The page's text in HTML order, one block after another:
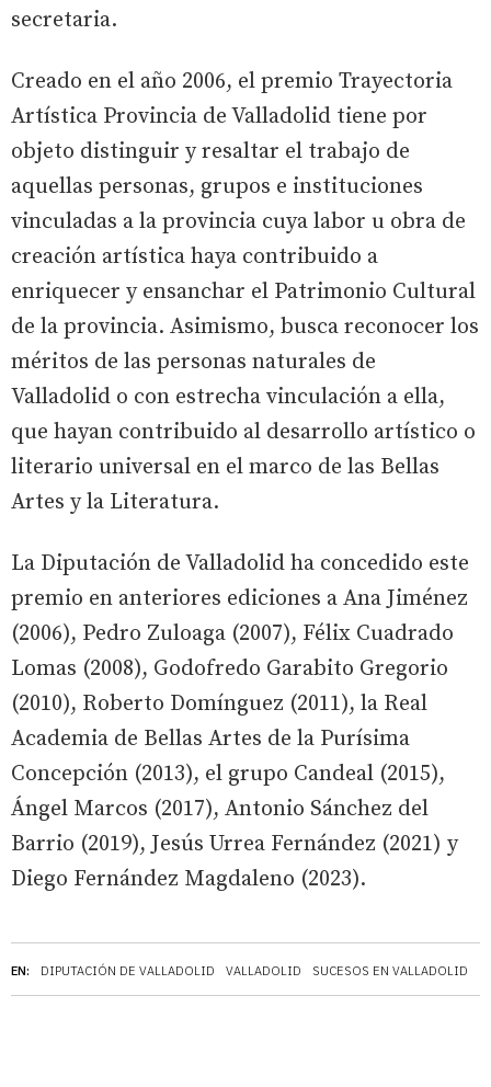
EN: DIPUTACIÓN DE VALLADOLID VALLADOLID SUCESOS EN VALLADOLID
secretaria.
Creado en el año 2006, el premio Trayectoria
Artística Provincia de Valladolid tiene por
objeto distinguir y resaltar el trabajo de
aquellas personas, grupos e instituciones
vinculadas a la provincia cuya labor u obra de
creación artística haya contribuido a
enriquecer y ensanchar el Patrimonio Cultural
de la provincia. Asimismo, busca reconocer los
méritos de las personas naturales de
Valladolid o con estrecha vinculación a ella,
que hayan contribuido al desarrollo artístico o
literario universal en el marco de las Bellas
Artes y la Literatura.
La Diputación de Valladolid ha concedido este
premio en anteriores ediciones a Ana Jiménez
(2006), Pedro Zuloaga (2007), Félix Cuadrado
Lomas (2008), Godofredo Garabito Gregorio
(2010), Roberto Domínguez (2011), la Real
Academia de Bellas Artes de la Purísima
Concepción (2013), el grupo Candeal (2015),
Ángel Marcos (2017), Antonio Sánchez del
Barrio (2019), Jesús Urrea Fernández (2021) y
Diego Fernández Magdaleno (2023).